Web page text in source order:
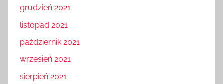
grudzień 2021
listopad 2021
październik 2021
wrzesień 2021
sierpień 2021